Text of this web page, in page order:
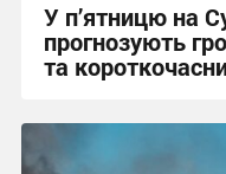
У п’ятницю на
прогнозують
та
15:36, 6.08.2026